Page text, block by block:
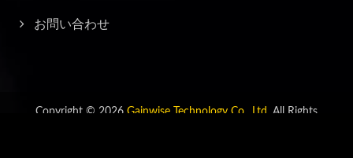
お問い合わせ
Copyright © 2026 Gainwise Technology Co., Ltd.
All Rights